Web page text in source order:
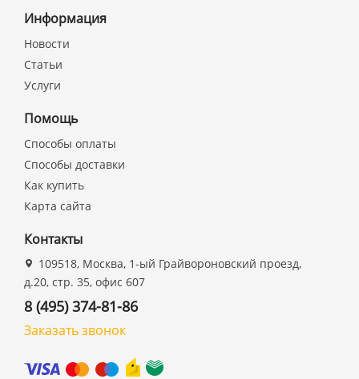
Информация
Новости
Статьи
Услуги
Помощь
Способы оплаты
Способы доставки
Как купить
Карта сайта
Контакты
109518, Москва, 1-ый Грайвороновский проезд,
д.20, стр. 35, офис 607
8 (495) 374-81-86
Заказать звонок